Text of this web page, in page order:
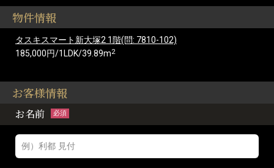
物件情報
タスキスマート新大塚2 1階(問: 7810-102)
185,000円/1LDK/39.89m2
お客様情報
お名前 必須